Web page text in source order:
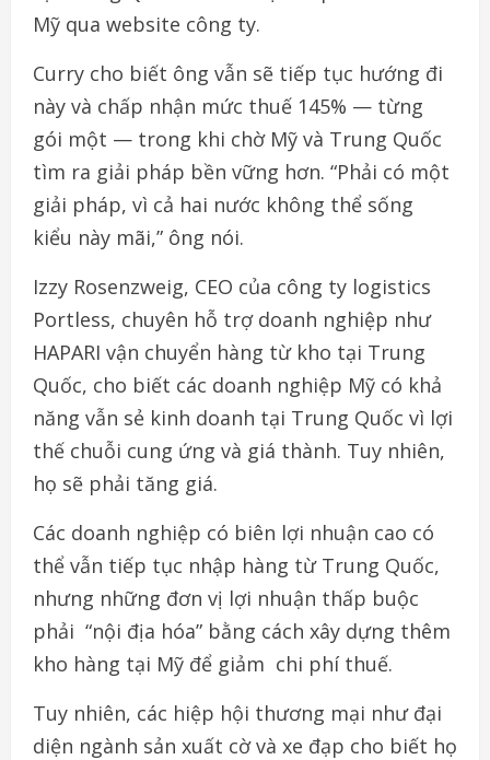
Mỹ qua website công ty.
Curry cho biết ông vẫn sẽ tiếp tục hướng đi
này và chấp nhận mức thuế 145% — từng
gói một — trong khi chờ Mỹ và Trung Quốc
tìm ra giải pháp bền vững hơn. “Phải có một
giải pháp, vì cả hai nước không thể sống
kiểu này mãi,” ông nói.
Izzy Rosenzweig, CEO của công ty logistics
Portless, chuyên hỗ trợ doanh nghiệp như
HAPARI vận chuyển hàng từ kho tại Trung
Quốc, cho biết các doanh nghiệp Mỹ có khả
năng vẫn sẻ kinh doanh tại Trung Quốc vì lợi
thế chuỗi cung ứng và giá thành. Tuy nhiên,
họ sẽ phải tăng giá.
Các doanh nghiệp có biên lợi nhuận cao có
thể vẫn tiếp tục nhập hàng từTrung Quốc,
nhưng những đơn vị lợi nhuận thấp buộc
phải “nội địa hóa” bằng cách xây dựng thêm
kho hàng tại Mỹ để giảm chi phí thuế.
Tuy nhiên, các hiệp hội thương mại như đại
diện ngành sản xuất cờvà xe đạp cho biết họ